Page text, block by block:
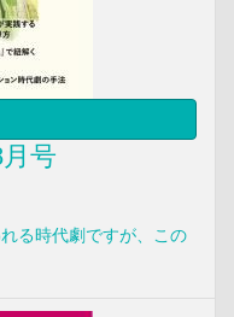
号
る時代劇ですが、この